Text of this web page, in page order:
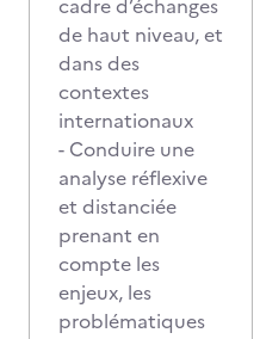
cadre d’échanges
de haut niveau, et
dans des
contextes
internationaux
- Conduire une
analyse réflexive
et distanciée
prenant en
compte les
enjeux, les
problématiques